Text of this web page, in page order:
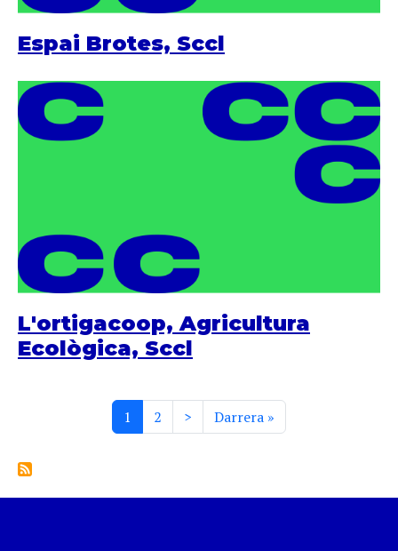
Espai Brotes, Sccl
L'ortigacoop, Agricultura
Ecològica, Sccl
Paginació
Pàgina actual
1 Page
2 Pàgina següent
> Última pàgina
Darrera »